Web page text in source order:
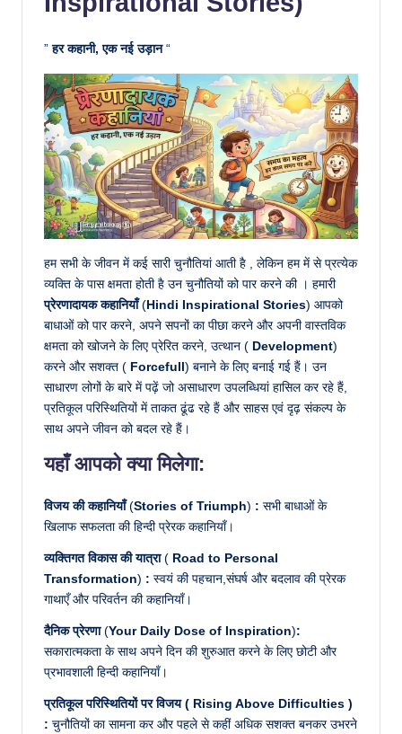
”हर कहानी, एक नई उड़ान“
हम सभी के जीवन में कई सारी चुनौतियां आती है , लेकिन हम में से प्रत्येक
व्यक्ति के पास क्षमता होती है उन चुनौतियों को पार करने की । हमारी
प्रेरणादायक कहानियाँ( Hindi Inspirational Stories) आपको
बाधाओं को पार करने, अपने सपनों का पीछा करने और अपनी वास्तविक
क्षमता को खोजने के लिए प्रेरित करने, उत्थान ( Development)
करने और सशक्त ( Forcefull ) बनाने के लिए बनाई गई हैं। उन
साधारण लोगों के बारे में पढ़ें जो असाधारण उपलब्धियां हासिल कर रहे हैं,
प्रतिकूल परिस्थितियों में ताकत ढूंढ रहे हैं और साहस एवं दृढ़ संकल्प के
साथ अपने जीवन को बदल रहे हैं।
यहाँ आपको क्या मिलेगा:
विजय की कहानियाँ (Stories of Triumph) : सभी बाधाओं के
खिलाफ सफलता की हिन्दी प्रेरक कहानियाँ।
व्यक्तिगत विकास की यात्रा( Road to Personal
Transformation) : स्वयं की पहचान,संघर्ष और बदलाव की प्रेरक
गाथाएँ और परिवर्तन की कहानियाँ।
दैनिक प्रेरणा (Your Daily Dose of Inspiration):
सकारात्मकता के साथ अपने दिन की शुरुआत करने के लिए छोटी और
प्रभावशाली हिन्दी कहानियाँ।
प्रतिकूल परिस्थितियों पर विजय ( Rising Above Difficulties )
: चुनौतियों का सामना कर और पहले से कहीं अधिक सशक्त बनकर उभरने